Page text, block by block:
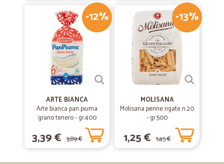
-12%
ARTE BIANCA
Arte bianca pan piuma
grano tenero - gr.400
3,39 € 3,89 €
-13%
MOLISANA
Molisana penne rigate n.20
- gr.500
1,25 € 1,45 €